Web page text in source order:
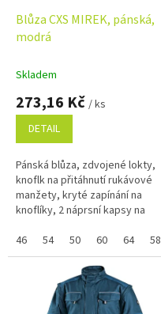
Blůza CXS MIREK, pánská,
modrá
Skladem
273,16 Kč / ks
DETAIL
Pánská blůza, zdvojené lokty,
knoflk na přitáhnutí rukávové
manžety, kryté zapínání na
knoflíky, 2 náprsní kapsy na
samostatná velikost zboží a...
46 54 50 60 64 58